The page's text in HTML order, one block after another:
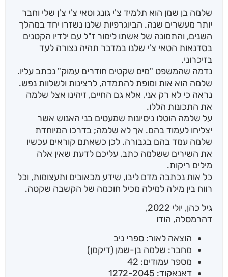
שלמה בן שמן הוא תלמיד צ'י גונג וטאי צ'י צ'ן שלי וחבר
יותר מעשרים שנה. הביוגרפיות שלנו נשזרו יחד במהלך
השנים, והתמונה של אשתו לימור ז"ל עם ילדיו הקטנים
בסדנאות הטאי צ'י שלנו במדבר תהיה נצורה לעד
בזיכרוני.
נדמה שהמשפט "מים שקטים חודרים עמוק" נכתב עליו.
שלמה הוא אות ומופת להתמדה, לרצינות ולשלוות נפש.
נראה כי לא רק אני, אלא גם החיים, זיהינו אצל שלמה
את התכונות הללו.
על שלמה הוטלו ניסיונות שמעטים בני האנוש אשר
יצליחו לעמוד בהם. אך לא שלמה; בדרכו המיוחדת
שלמה עמד בהם בגבורה. לכן כשאתם קוראים עכשיו
את השירים ששלמה כתב, עליכם לדעת שאין אלה
מילים ריקות.
כל אות נכתבה מדם ליבו, שידע מכאובים ותעצומות, וכל
רווח בין מילה למילה מכיל חוכמה של הקשבה שקטה.
גיל כהן, יולי 2022,
דהרמסלה, הודו
הוצאה לאור: ספרי ניב
מחבר: שלמה בן-שמן (דיקמן)
מספר עמודים: 42
דאנאקוד: 1272-2045